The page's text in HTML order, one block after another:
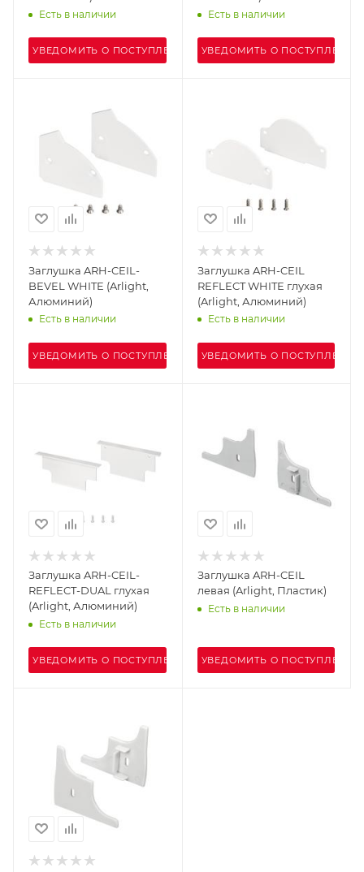
Есть в наличии
УВЕДОМИТЬ О ПОСТУПЛЕНИИ
Есть в наличии
УВЕДОМИТЬ О ПОСТУПЛЕНИИ
Заглушка ARH-CEIL-
BEVEL WHITE (Arlight,
Алюминий)
Есть в наличии
УВЕДОМИТЬ О ПОСТУПЛЕНИИ
Заглушка ARH-CEIL
REFLECT WHITE глухая
(Arlight, Алюминий)
Есть в наличии
УВЕДОМИТЬ О ПОСТУПЛЕНИИ
Заглушка ARH-CEIL-
REFLECT-DUAL глухая
(Arlight, Алюминий)
Есть в наличии
УВЕДОМИТЬ О ПОСТУПЛЕНИИ
Заглушка ARH-CEIL
левая (Arlight, Пластик)
Есть в наличии
УВЕДОМИТЬ О ПОСТУПЛЕНИИ